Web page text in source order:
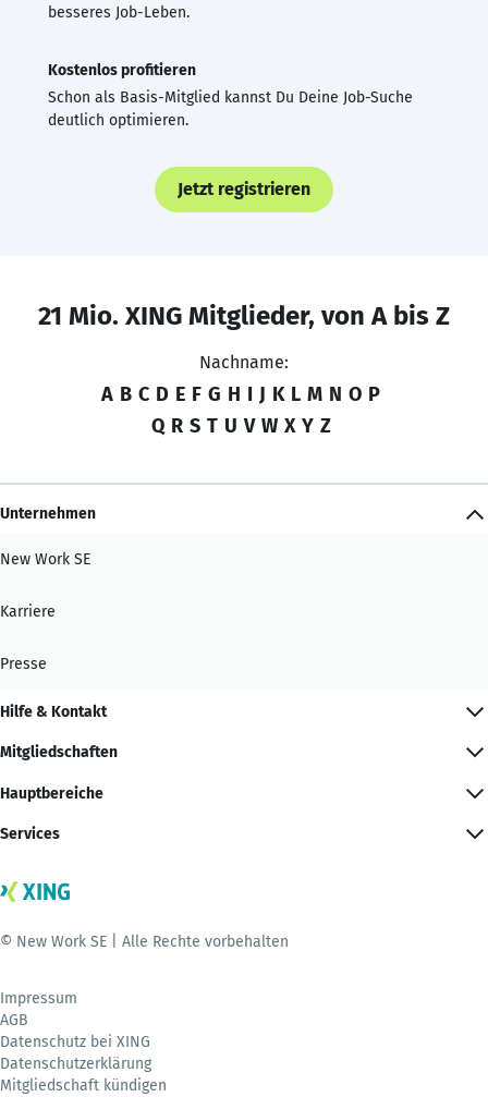
besseres Job-Leben.
Kostenlos profitieren
Schon als Basis-Mitglied kannst Du Deine Job-Suche
deutlich optimieren.
Jetzt registrieren
21 Mio. XING Mitglieder, von A bis Z
Nachname:
A B C D E F G H I J K L M N O P
Q R S T U V W X Y Z
Unternehmen
New Work SE
Karriere
Presse
Hilfe & Kontakt
Mitgliedschaften
Hauptbereiche
Services
© New Work SE | Alle Rechte vorbehalten
Impressum
AGB
Datenschutz bei XING
Datenschutzerklärung
Mitgliedschaft kündigen